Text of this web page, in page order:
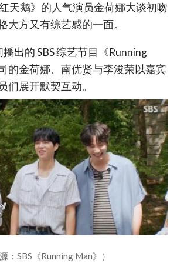
天鹅》的人气演员金荷娜大谈初吻
大方又有综艺感的一面。
出的 SBS 综艺节目《Running
的金荷娜、南优贤与李浚荣以嘉宾
们展开默契互动。
源：SBS《Running Man》）